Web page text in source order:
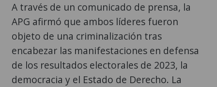
A través de un comunicado de prensa, la
APG afirmó que ambos líderes fueron
objeto de una criminalización tras
encabezar las manifestaciones en defensa
de los resultados electorales de 2023, la
democracia y el Estado de Derecho. La